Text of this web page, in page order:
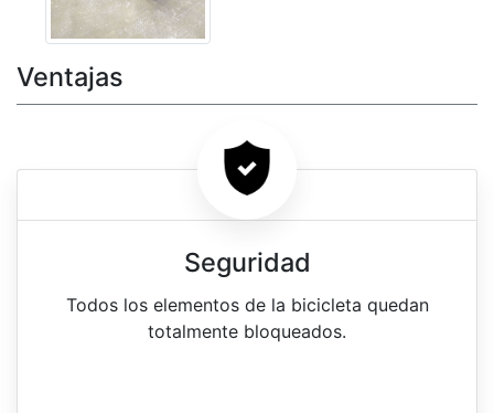
Ventajas
Seguridad
Todos los elementos de la bicicleta quedan
totalmente bloqueados.